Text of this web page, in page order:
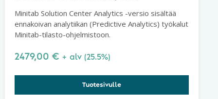
Minitab Solution Center Analytics -versio sisältää
ennakoivan analytiikan (Predictive Analytics) työkalut
Minitab-tilasto-ohjelmistoon.
2479,00 € + alv (25.5%)
Tuotesivulle